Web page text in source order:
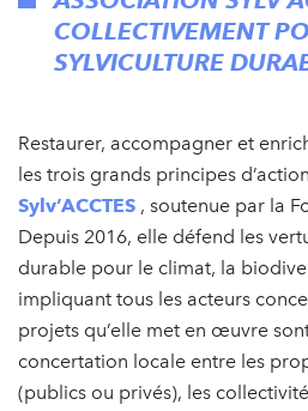
COLLECTIVEMENT
SYLVICULTURE
Restaurer, accompagner et
les trois grands principes
Sylv’ACCTES , soutenue par la
Depuis 2016, elle défend les
durable pour le climat, la
impliquant tous les acteurs
projets qu’elle met en œuvre
concertation locale entre les
(publics ou privés), les